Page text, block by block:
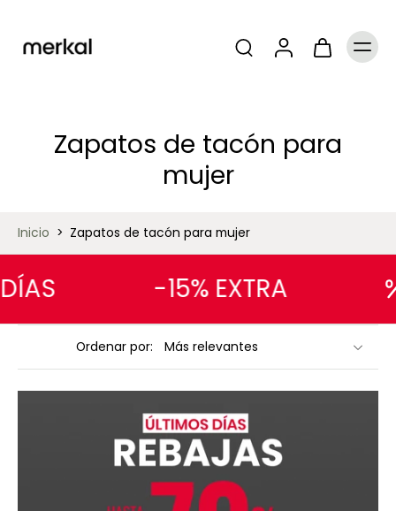
Zapatos de tacón para
mujer
Inicio > Zapatos de tacón para mujer
-15% EXTRA
Ordenar por: